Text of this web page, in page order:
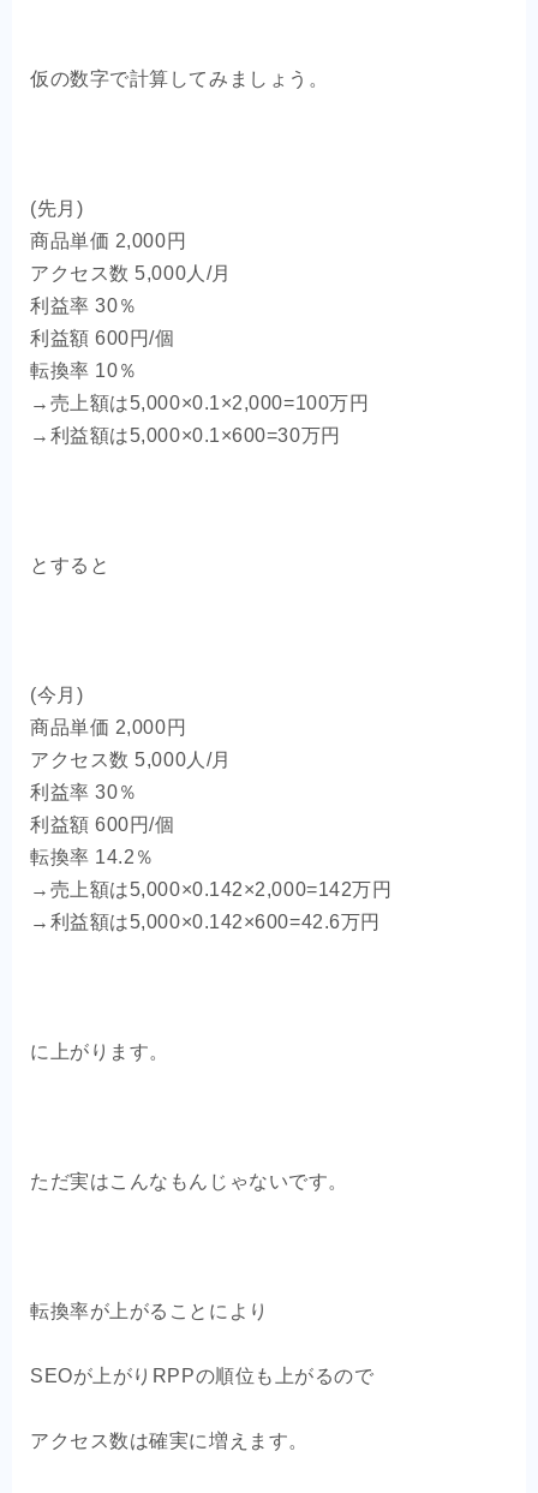
仮の数字で計算してみましょう。
(先月)
商品単価 2,000円
アクセス数 5,000人/月
利益率 30％
利益額 600円/個
転換率 10％
→売上額は5,000×0.1×2,000=100万円
→利益額は5,000×0.1×600=30万円
とすると
(今月)
商品単価 2,000円
アクセス数 5,000人/月
利益率 30％
利益額 600円/個
転換率 14.2％
→売上額は5,000×0.142×2,000=142万円
→利益額は5,000×0.142×600=42.6万円
に上がります。
ただ実はこんなもんじゃないです。
転換率が上がることにより
SEOが上がりRPPの順位も上がるので
アクセス数は確実に増えます。